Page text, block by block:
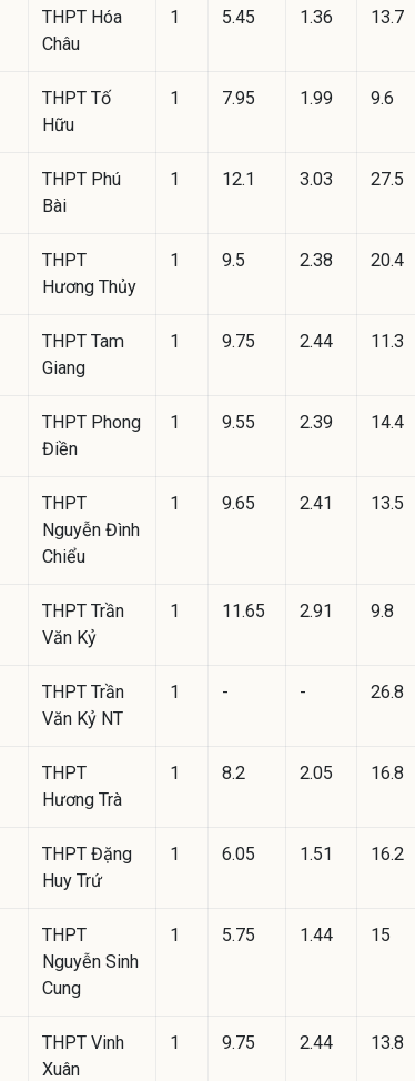
THPT Hóa
Châu
1 5.45 1.36 13.7
THPT Tố
Hữu
1 7.95 1.99 9.6
THPT Phú
Bài
1 12.1 3.03 27.5
THPT
Hương Thủy
1 9.5 2.38 20.4
THPT Tam
Giang
1 9.75 2.44 11.3
THPT Phong
Điền
1 9.55 2.39 14.4
THPT
Nguyễn Đình
Chiểu
1 9.65 2.41 13.5
THPT Trần
Văn Kỷ
1 11.65 2.91 9.8
THPT Trần
Văn Kỷ NT
1 - - 26.8
THPT
Hương Trà
1 8.2 2.05 16.8
THPT Đặng
Huy Trứ
1 6.05 1.51 16.2
THPT
Nguyễn Sinh
Cung
1 5.75 1.44 15
THPT Vinh
Xuân
1 9.75 2.44 13.8